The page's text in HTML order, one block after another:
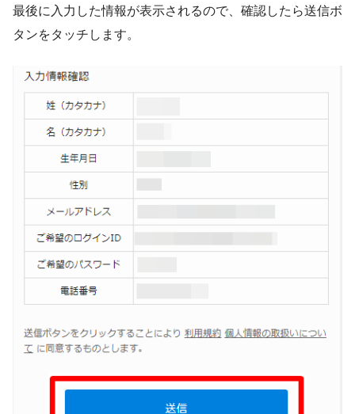
最後に入力した情報が表示されるので、確認したら送信ボ
タンをタッチします。